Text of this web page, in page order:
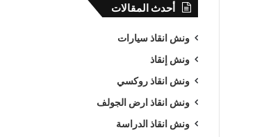
أحدث المقالات
ونش انقاذ سيارات
ونش إنقاذ
ونش انقاذ روكسي
ونش انقاذ ارض الجولف
ونش انقاذ الدراسة